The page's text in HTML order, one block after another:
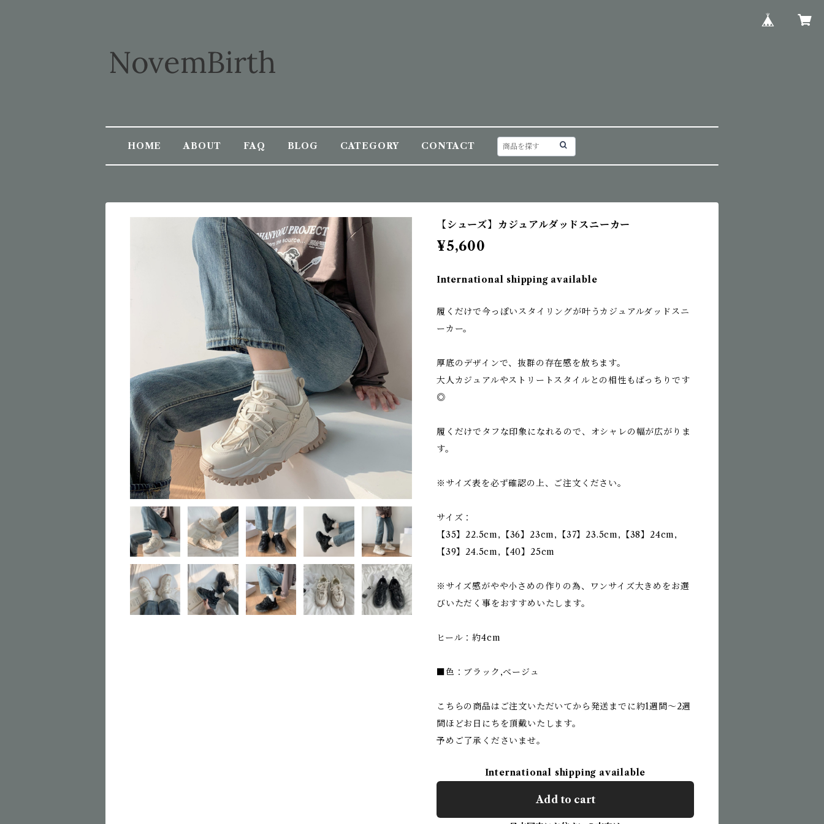
HOME ABOUT FAQ BLOG CATEGORY CONTACT
【シューズ】カジュアルダッドスニーカー
¥5,600
International shipping available
履くだけで今っぽいスタイリングが叶うカジュアルダッドスニ
ーカー。
厚底のデザインで、抜群の存在感を放ちます。
大人カジュアルやストリートスタイルとの相性もばっちりです
◎
履くだけでタフな印象になれるので、オシャレの幅が広がりま
す。
※サイズ表を必ず確認の上、ご注文ください。
サイズ：
【35】22.5cm,【36】23cm,【37】23.5cm,【38】24cm,
【39】24.5cm,【40】25cm
※サイズ感がやや小さめの作りの為、ワンサイズ大きめをお選
びいただく事をおすすめいたします。
ヒール：約4cm
■色：ブラック,べージュ
こちらの商品はご注文いただいてから発送までに約1週間〜2週
間ほどお日にちを頂戴いたします。
予めご了承くださいませ。
International shipping available
Add to cart